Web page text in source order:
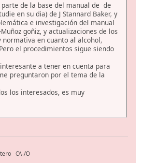
de la base del manual de de
en su dia) de J Stannard Baker, y
e investigación del manual
goñiz, y actualizaciones de los
normativa en cuanto al alcohol,
el procedimientos sigue siendo
a tener en cuenta para
preguntaron por el tema de la
los interesados, es muy
O\-/O